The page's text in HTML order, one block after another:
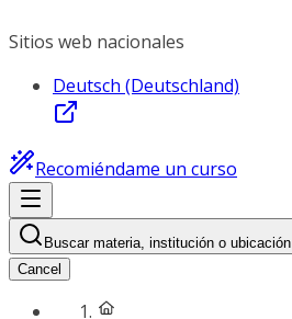
Sitios web nacionales
Deutsch (Deutschland)
Recomiéndame un curso
Buscar materia, institución o ubicación
Cancel